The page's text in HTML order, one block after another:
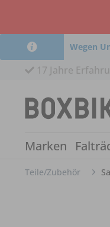
Wegen
17 Jahre
Marken
Teile/Zubehör